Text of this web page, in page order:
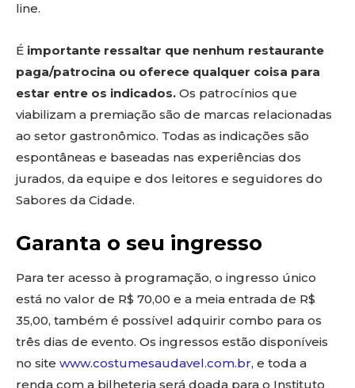
line.
É importante ressaltar que nenhum restaurante
paga/patrocina ou oferece qualquer coisa para
estar entre os indicados. Os patrocínios que
viabilizam a premiação são de marcas relacionadas
ao setor gastronômico. Todas as indicações são
espontâneas e baseadas nas experiências dos
jurados, da equipe e dos leitores e seguidores do
Sabores da Cidade.
Garanta o seu ingresso
Para ter acesso à programação, o ingresso único
está no valor de R$ 70,00 e a meia entrada de R$
35,00, também é possível adquirir combo para os
três dias de evento. Os ingressos estão disponíveis
no site www.costumesaudavel.com.br, e toda a
renda com a bilheteria será doada para o Instituto